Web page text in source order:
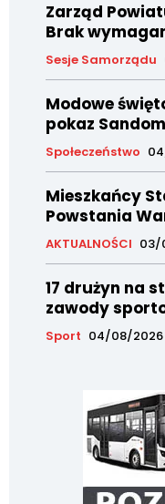
Zarząd
Brak
Sesje Samorządu
Modowe
pokaz
Społeczeństwo
Mieszkańcy
Powstania
AKTUALNOŚCI 03/
17 drużyn na
zawody
Sport 04/08/2026